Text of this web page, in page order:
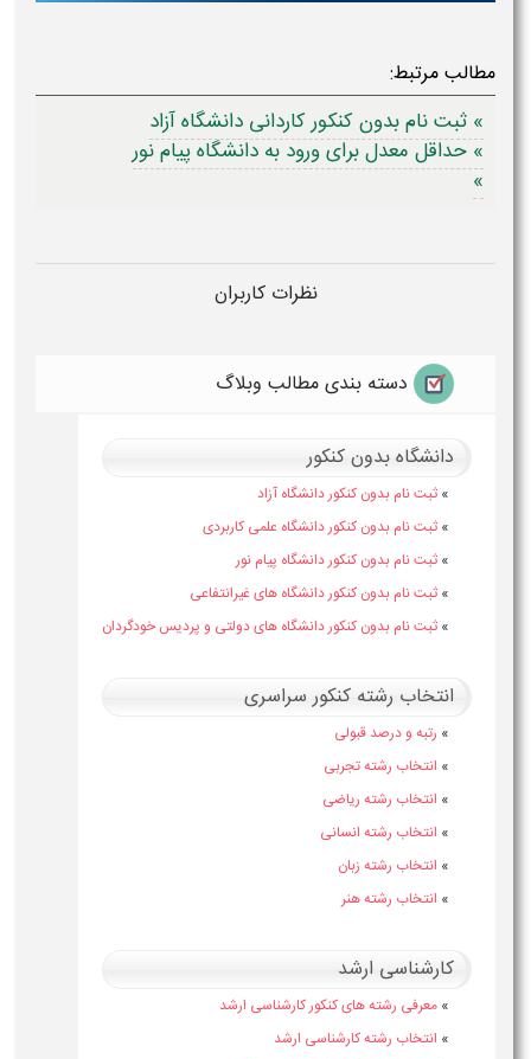
مطالب مرتبط:
» ثبت نام بدون کنکور کاردانی دانشگاه آزاد
» حداقل معدل برای ورود به دانشگاه پیام نور
»
نظرات کاربران
دسته بندی مطالب وبلاگ
دانشگاه بدون کنکور
» ثبت نام بدون کنکور دانشگاه آزاد
» ثبت نام بدون کنکور دانشگاه علمی کاربردی
» ثبت نام بدون کنکور دانشگاه پیام نور
» ثبت نام بدون کنکور دانشگاه های غیرانتفاعی
» ثبت نام بدون کنکور دانشگاه های دولتی و پردیس خودگردان
انتخاب رشته کنکور سراسری
» رتبه و درصد قبولی
» انتخاب رشته تجربی
» انتخاب رشته ریاضی
» انتخاب رشته انسانی
» انتخاب رشته زبان
» انتخاب رشته هنر
کارشناسی ارشد
» معرفی رشته های کنکور کارشناسی ارشد
» انتخاب رشته کارشناسی ارشد